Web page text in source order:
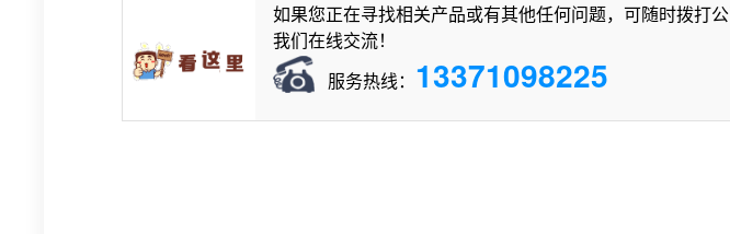
如果您正在寻找相关产品或有其他任何问题，可随时拨打
我们在线交流！
服务热线： 13371098225